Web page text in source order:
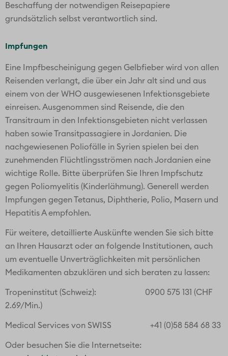
Beschaffung der notwendigen Reisepapiere
grundsätzlich selbst verantwortlich sind.
Impfungen
Eine Impfbescheinigung gegen Gelbfieber wird von allen
Reisenden verlangt, die über ein Jahr alt sind und aus
einem von der WHO ausgewiesenen Infektionsgebiete
einreisen. Ausgenommen sind Reisende, die den
Transitraum in den Infektionsgebieten nicht verlassen
haben sowie Transitpassagiere in Jordanien. Die
nachgewiesenen Poliofälle in Syrien spielen bei den
zunehmenden Flüchtlingsströmen nach Jordanien eine
wichtige Rolle. Bitte überprüfen Sie Ihren Impfschutz
gegen Poliomyelitis (Kinderlähmung). Generell werden
Impfungen gegen Tetanus, Diphtherie, Polio, Masern und
Hepatitis A empfohlen.
Für weitere, detaillierte Auskünfte wenden Sie sich bitte
an Ihren Hausarzt oder an folgende Institutionen, auch
um eventuelle Unverträglichkeiten mit persönlichen
Medikamenten abzuklären und sich beraten zu lassen:
Tropeninstitut (Schweiz): 0900 575 131 (CHF
2.69/Min.)
Medical Services von SWISS +41 (0)58 584 68 33
Oder besuchen Sie die Internetseite: